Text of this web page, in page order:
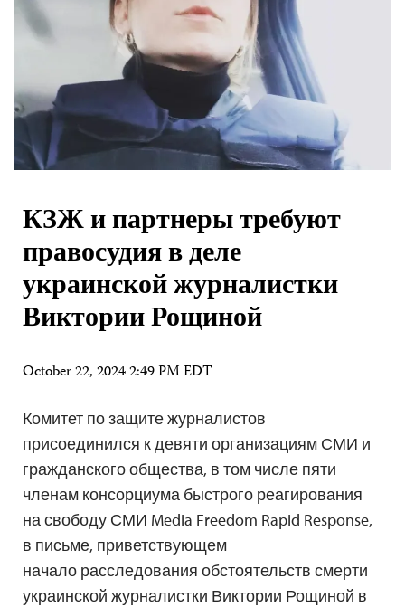
КЗЖ и партнеры требуют
правосудия в деле
украинской журналистки
Виктории Рощиной
October 22, 2024 2:49 PM EDT
Комитет по защите журналистов
присоединился к девяти организациям СМИ и
гражданского общества, в том числе пяти
членам консорциума быстрого реагирования
на свободу СМИ Media Freedom Rapid Response,
в письме, приветствующем
начало расследования обстоятельств смерти
украинской журналистки Виктории Рощиной в